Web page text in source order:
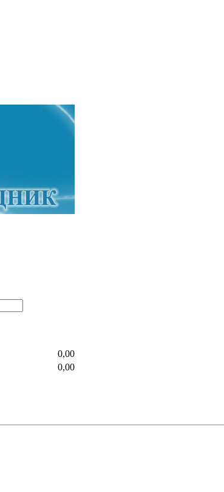
0,00
0,00